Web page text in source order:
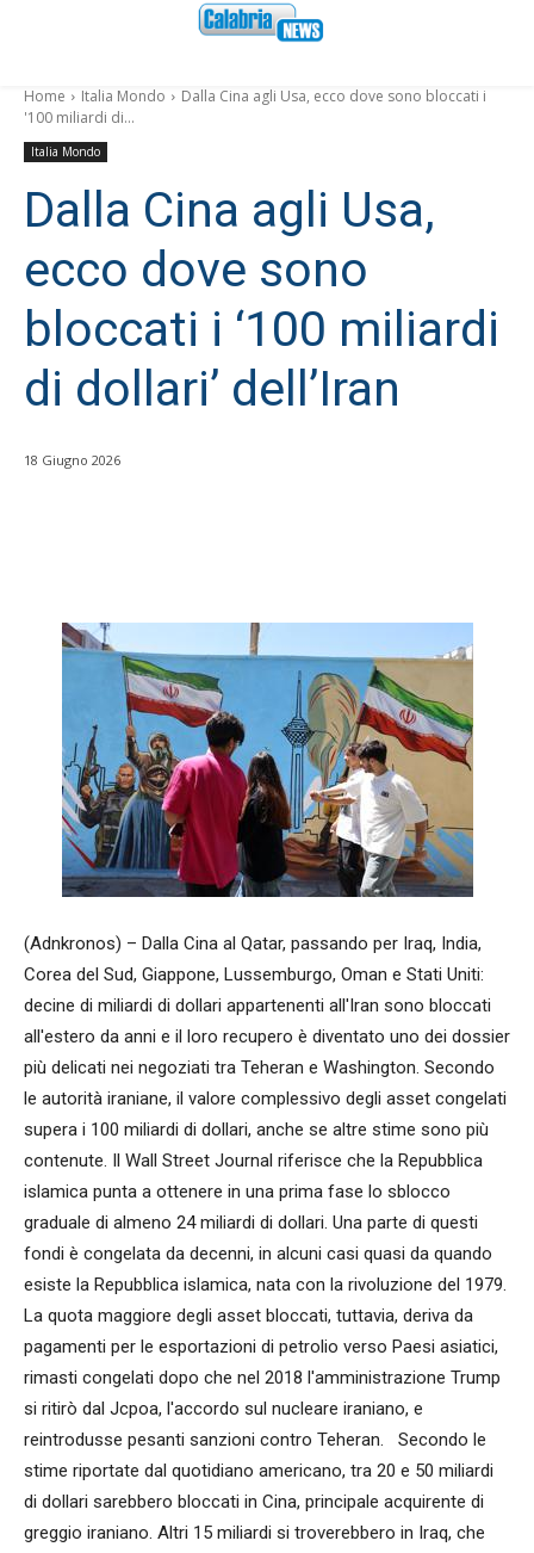
Home Italia Mondo
Dalla Cina agli Usa, ecco dove sono bloccati i
'100 miliardi di...
Italia Mondo
Dalla Cina agli Usa,
ecco dove sono
bloccati i ‘100 miliardi
di dollari’ dell’Iran
18 Giugno 2026
(Adnkronos) – Dalla Cina al Qatar, passando per Iraq, India,
Corea del Sud, Giappone, Lussemburgo, Oman e Stati Uniti:
decine di miliardi di dollari appartenenti all'Iran sono bloccati
all'estero da anni e il loro recupero è diventato uno dei dossier
più delicati nei negoziati tra Teheran e Washington. Secondo
le autorità iraniane, il valore complessivo degli asset congelati
supera i 100 miliardi di dollari, anche se altre stime sono più
contenute. Il Wall Street Journal riferisce che la Repubblica
islamica punta a ottenere in una prima fase lo sblocco
graduale di almeno 24 miliardi di dollari. Una parte di questi
fondi è congelata da decenni, in alcuni casi quasi da quando
esiste la Repubblica islamica, nata con la rivoluzione del 1979.
La quota maggiore degli asset bloccati, tuttavia, deriva da
pagamenti per le esportazioni di petrolio verso Paesi asiatici,
rimasti congelati dopo che nel 2018 l'amministrazione Trump
si ritirò dal Jcpoa, l'accordo sul nucleare iraniano, e
reintrodusse pesanti sanzioni contro Teheran. Secondo le
stime riportate dal quotidiano americano, tra 20 e 50 miliardi
di dollari sarebbero bloccati in Cina, principale acquirente di
greggio iraniano. Altri 15 miliardi si troverebbero in Iraq, che